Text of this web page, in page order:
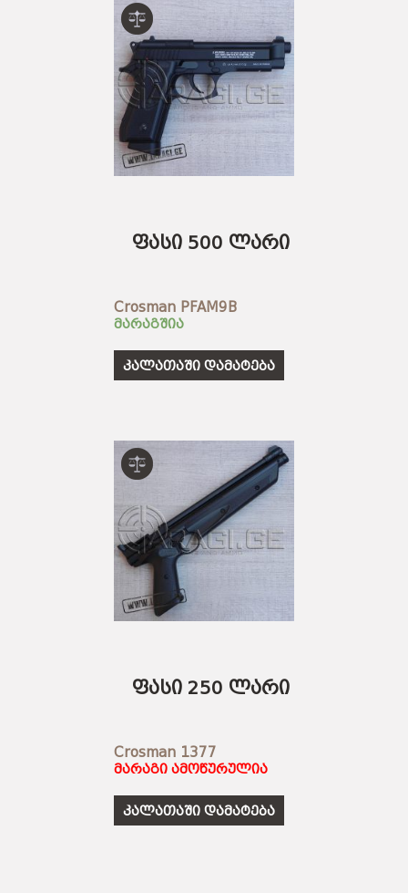
ფასი 500 ლარი
Crosman PFAM9B
მარაგშია
კალათაში დამატება
ფასი 250 ლარი
Crosman 1377
მარაგი ამოწურულია
კალათაში დამატება